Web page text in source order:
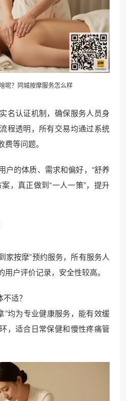
呢？同城按摩服务怎么样
名认证机制，确保服务人员身
程透明，所有交易均通过系统
等问题。
户的体质、需求和偏好，“舒养
，真正做到“一人一策”，提升
家按摩”预约服务，所有服务人
户评价记录，安全性较高。
适？
”均为专业健康服务，能有效缓
，适合日常保健和慢性疼痛管